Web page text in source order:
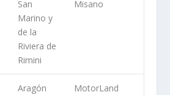
San
Marino y
de la
Riviera de
Rimini
Misano
Aragón
MotorLand